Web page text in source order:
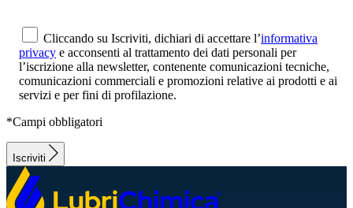
Cliccando su Iscriviti, dichiari di accettare l’informativa
privacy e acconsenti al trattamento dei dati personali per
l’iscrizione alla newsletter, contenente comunicazioni tecniche,
comunicazioni commerciali e promozioni relative ai prodotti e ai
servizi e per fini di profilazione.
*Campi obbligatori
Iscriviti